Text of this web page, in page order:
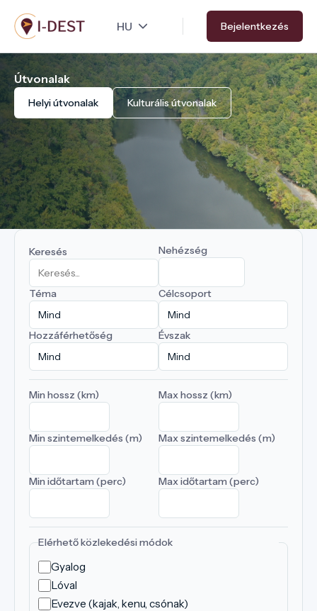
Ugrás
a
tartalomra
Bejelentkezés
Útvonalak
Helyi útvonalak Kulturális útvonalak
Keresés Nehézség
Téma Célcsoport
Hozzáférhetőség Évszak
Min hossz (km) Max hossz (km)
Min szintemelkedés (m) Max szintemelkedés (m)
Min időtartam (perc) Max időtartam (perc)
Elérhető közlekedési módok
Gyalog
Lóval
Evezve (kajak, kenu, csónak)